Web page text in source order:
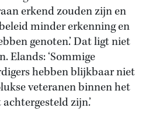
erkend zouden zijn en
minder erkenning en
genoten.’ Dat ligt niet
Elands: ‘Sommige
hebben blijkbaar niet
veteranen binnen het
zijn.’